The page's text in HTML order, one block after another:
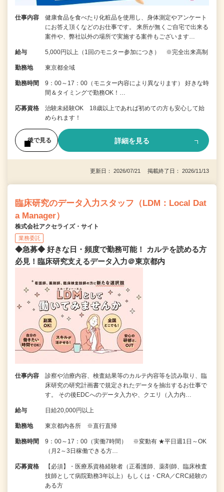
仕事内容
健康食品を食べたり化粧品を使用し、身体測定やアンケート
にお答え頂くなどのお仕事です。 来所が無くご自宅で出来る
案件や、弊社以外の場所で実施する案件もございます…
給与 5,000円以上（1回のモニター参加につき） ※完全出来高制
勤務地 東京都全域
勤務時間
9：00～17：00（モニター内容により異なります） 好きな時
間＆タイミングで勤務OK！…
応募資格
治験未経験OK 18歳以上であれば初めての方も安心して始
められます！
後で見る 詳細を見る
更新日： 2026/07/21 掲載終了日： 2026/11/13
臨床研究のデータ入力スタッフ（LDM：Local Dat
a Manager）
株式会社アクセライズ・サイト
業務委託
◆急募◆ 好きな日・頻度で勤務可能！ カルテを読める方
必見！臨床研究支えるデータ入力＠東京都内
仕事内容
診察や治療内容、検査結果等のカルテ内容等を読み取り、臨
床研究の研究計画書で規定されたデータを抽出するお仕事で
す。 その後EDCへのデータ入力や、クエリ（入力内…
給与 日給20,000円以上
勤務地 東京都内各所 ※直行直帰
勤務時間
9：00～17：00（実働7時間） ※変動有 ★平日週1日～OK
（月2～3日稼働できる方…
応募資格
【必須】・医療系資格経験者（正看護師、薬剤師、臨床検査
技師として病院勤務3年以上）もしくは・CRA／CRC経験の
ある方